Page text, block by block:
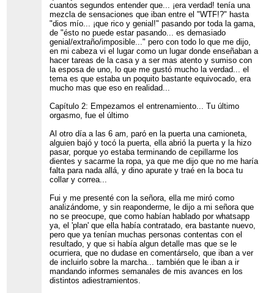
cuantos segundos entender que... ¡era verdad! tenía una
mezcla de sensaciones que iban entre el "WTF!?" hasta
"dios mío... ¡que rico y genial!" pasando por toda la gama,
de "ésto no puede estar pasando... es demasiado
genial/extraño/imposible..." pero con todo lo que me dijo,
en mi cabeza vi el lugar como un lugar donde enseñaban a
hacer tareas de la casa y a ser mas atento y sumiso con
la esposa de uno, lo que me gustó mucho la verdad... el
tema es que estaba un poquito bastante equivocado, era
mucho mas que eso en realidad...
Capítulo 2: Empezamos el entrenamiento... Tu último
orgasmo, fue el último
Al otro día a las 6 am, paró en la puerta una camioneta,
alguien bajó y tocó la puerta, ella abrió la puerta y la hizo
pasar, porque yo estaba terminando de cepillarme los
dientes y sacarme la ropa, ya que me dijo que no me haría
falta para nada allá, y dino apurate y traé en la boca tu
collar y correa...
Fui y me presenté con la señora, ella me miró como
analizándome, y sin reaponderme, le dijo a mi señora que
no se preocupe, que como habían hablado por whatsapp
ya, el 'plan' que ella había contratado, era bastante nuevo,
pero que ya tenían muchas personas contentas con el
resultado, y que si había algun detalle mas que se le
ocurriera, que no dudase en comentárselo, que iban a ver
de incluirlo sobre la marcha... también que le iban a ir
mandando informes semanales de mis avances en los
distintos adiestramientos.